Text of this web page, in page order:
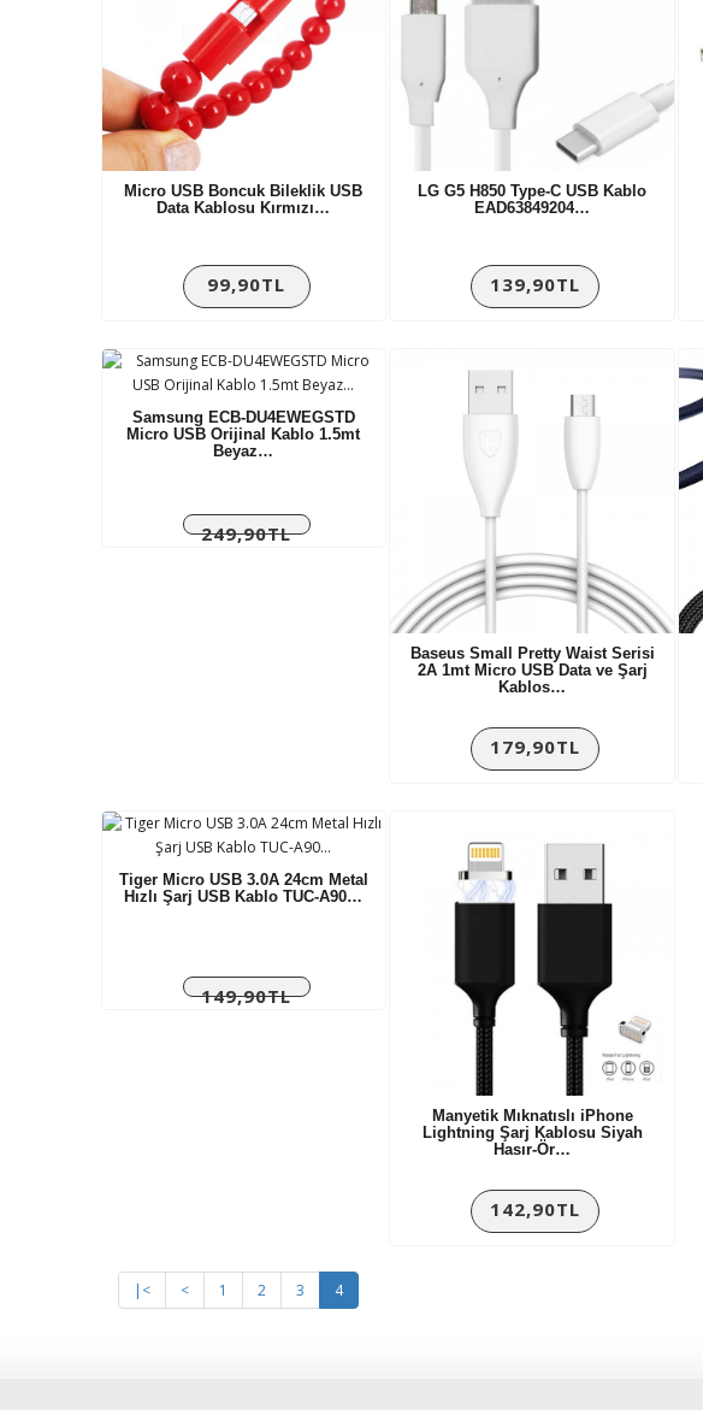
Micro USB Boncuk Bileklik USB
Data Kablosu Kırmızı…
99,90TL
LG G5 H850 Type-C USB Kablo
EAD63849204…
139,90TL
Samsung ECB-DU4EWEGSTD
Micro USB Orijinal Kablo 1.5mt
Beyaz…
249,90TL
Baseus Small Pretty Waist Serisi
2A 1mt Micro USB Data ve Şarj
Kablos…
179,90TL
Tiger Micro USB 3.0A 24cm Metal
Hızlı Şarj USB Kablo TUC-A90…
149,90TL
Manyetik Mıknatıslı iPhone
Lightning Şarj Kablosu Siyah
Hasır-Ör…
142,90TL
|< < 1 2 3 4